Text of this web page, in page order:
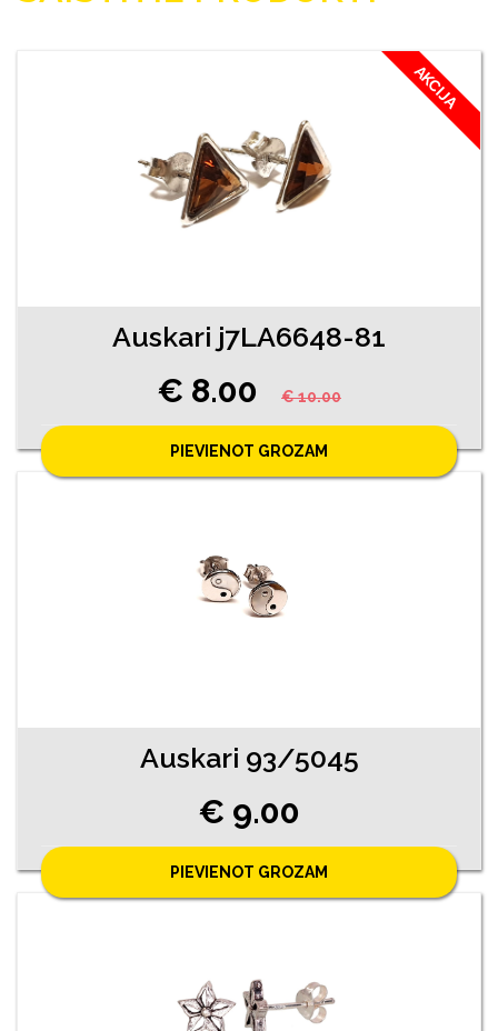
AKCIJA
Auskari j7LA6648-81
€ 8.00 € 10.00
PIEVIENOT GROZAM
Auskari 93/5045
€ 9.00
PIEVIENOT GROZAM